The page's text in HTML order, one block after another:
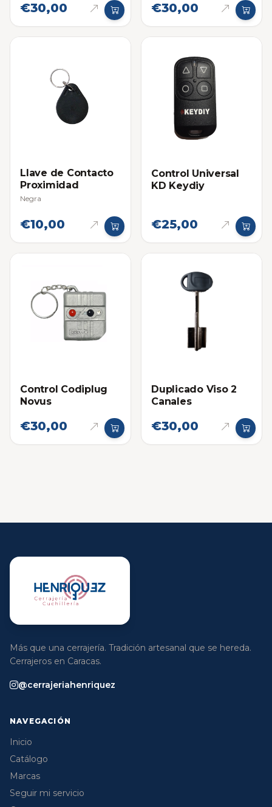
€30,00 €30,00
Llave de Contacto
Proximidad
Negra
€10,00
Control Universal
KD Keydiy
€25,00
Control Codiplug
Novus
€30,00
Duplicado Viso 2
Canales
€30,00
Más que una cerrajería. Tradición artesanal que se hereda.
Cerrajeros en Caracas.
@cerrajeriahenriquez
NAVEGACIÓN
Inicio
Catálogo
Marcas
Seguir mi servicio